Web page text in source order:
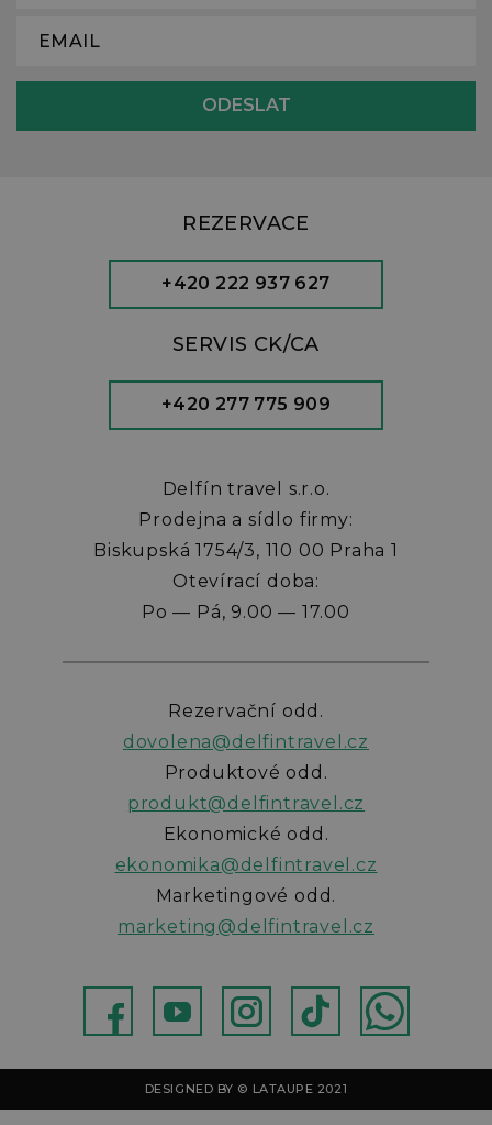
REZERVACE
+420 222 937 627
SERVIS CK/CA
+420 277 775 909
Delfín travel s.r.o.
Prodejna a sídlo firmy:
Biskupská 1754/3, 110 00 Praha 1
Otevírací doba:
Po — Pá, 9.00 — 17.00
Rezervační odd.
dovolena@delfintravel.cz
Produktové odd.
produkt@delfintravel.cz
Ekonomické odd.
ekonomika@delfintravel.cz
Marketingové odd.
marketing@delfintravel.cz
TikTokWhatsApp
DESIGNED BY © LATAUPE 2021